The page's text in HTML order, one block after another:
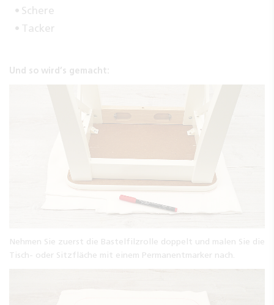
Schere
Tacker
Und so wird’s gemacht:
Nehmen Sie zuerst die Bastelfilzrolle doppelt und malen Sie die
Tisch- oder Sitzfläche mit einem Permanentmarker nach.